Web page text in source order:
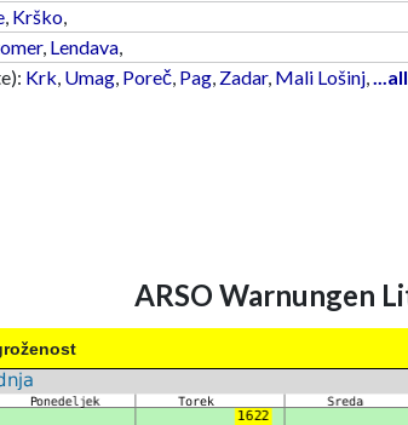
, Krško,
, Lendava,
Krk, Umag, Poreč, Pag, Zadar, Mali Lošinj,
ARSO Warnungen